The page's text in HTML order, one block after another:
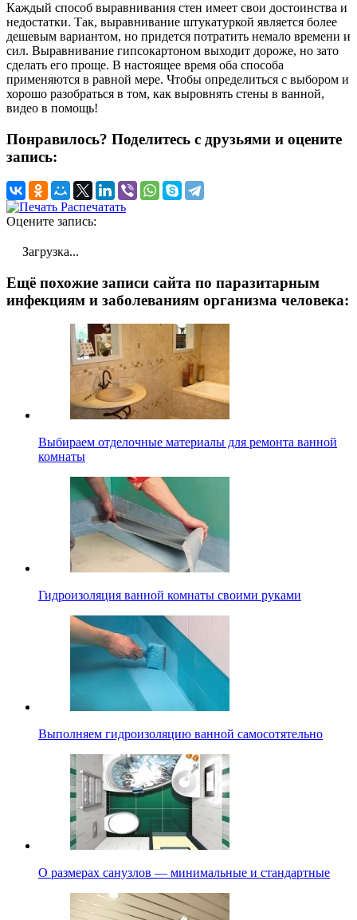
Каждый способ выравнивания стен имеет свои достоинства и
недостатки. Так, выравнивание штукатуркой является более
дешевым вариантом, но придется потратить немало времени и
сил. Выравнивание гипсокартоном выходит дороже, но зато
сделать его проще. В настоящее время оба способа
применяются в равной мере. Чтобы определиться с выбором и
хорошо разобраться в том, как выровнять стены в ванной,
видео в помощь!
Понравилось? Поделитесь с друзьями и оцените
запись:
Распечатать
Оцените запись:
Загрузка...
Ещё похожие записи сайта по паразитарным
инфекциям и заболеваниям организма человека:
Выбираем отделочные материалы для ремонта ванной
комнаты
Гидроизоляция ванной комнаты своими руками
Выполняем гидроизоляцию ванной самосотятельно
О размерах санузлов — минимальные и стандартные